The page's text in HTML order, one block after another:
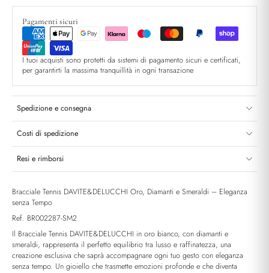
Pagamenti sicuri
I tuoi acquisti sono protetti da sistemi di pagamento sicuri e certificati,
per garantirti la massima tranquillità in ogni transazione
Spedizione e consegna
Costi di spedizione
Resi e rimborsi
Bracciale Tennis DAVITE&DELUCCHI Oro, Diamanti e Smeraldi – Eleganza
senza Tempo
Ref. BR002287-SM2
Il Bracciale Tennis DAVITE&DELUCCHI in oro bianco, con diamanti e
smeraldi, rappresenta il perfetto equilibrio tra lusso e raffinatezza, una
creazione esclusiva che saprà accompagnare ogni tuo gesto con eleganza
senza tempo. Un gioiello che trasmette emozioni profonde e che diventa